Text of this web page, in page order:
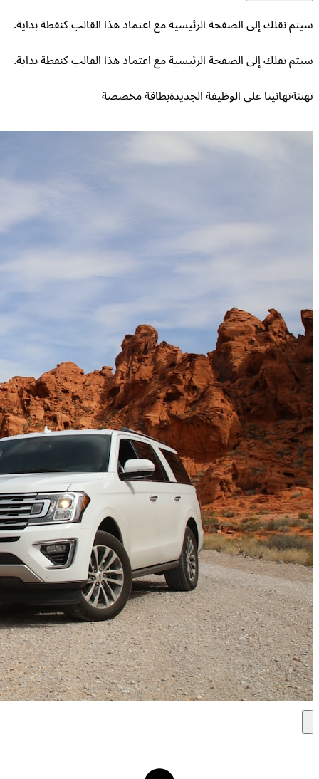
سيتم نقلك إلى الصفحة الرئيسية مع اعتماد هذا القالب كنقطة بداية.
سيتم نقلك إلى الصفحة الرئيسية مع اعتماد هذا القالب كنقطة بداية.
تهنئةتهانينا على الوظيفة الجديدةبطاقة مخصصة